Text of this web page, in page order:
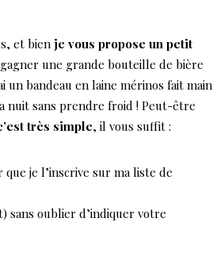
et bien je vous propose un petit
gagner une grande bouteille de bière
un bandeau en laine mérinos fait main
nuit sans prendre froid ! Peut-être
très simple, il vous suffit :
je l’inscrive sur ma liste de
sans oublier d’indiquer votre